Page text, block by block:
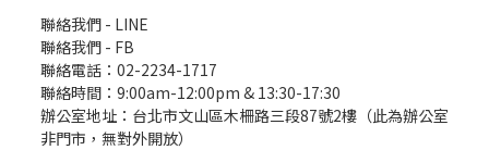
聯絡我們 - LINE
聯絡我們 - FB
聯絡電話：02-2234-1717
聯絡時間：9:00am-12:00pm & 13:30-17:30
辦公室地址：台北市文山區木柵路三段87號2樓（此為辦公室
非門市，無對外開放）